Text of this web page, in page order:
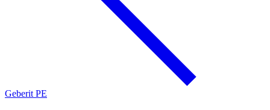
Geberit PE